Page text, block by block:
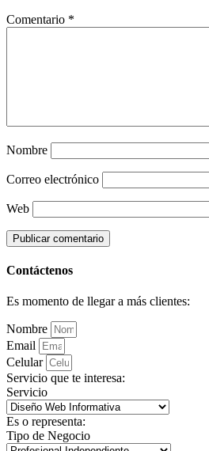
Comentario *
Nombre
Correo electrónico
Web
Contáctenos
Es momento de llegar a más clientes:
Nombre
Email
Celular
Servicio que te interesa:
Servicio
Es o representa:
Tipo de Negocio